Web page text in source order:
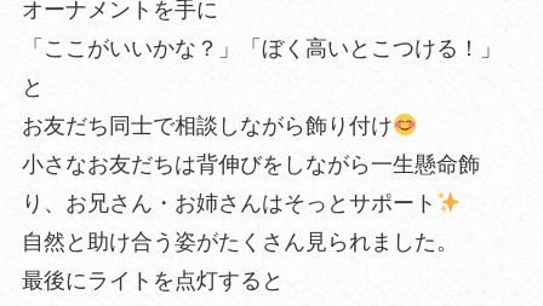
オーナメントを手に
「ここがいいかな？」「ぼく高いとこつける！」
と
お友だち同士で相談しながら飾り付け
小さなお友だちは背伸びをしながら一生懸命飾
り、お兄さん・お姉さんはそっとサポート
自然と助け合う姿がたくさん見られました。
最後にライトを点灯すると